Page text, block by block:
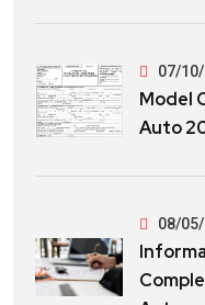
07/
Model
Auto
08/